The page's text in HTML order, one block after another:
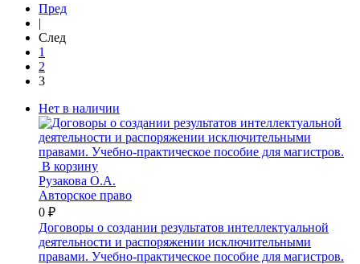
Пред
|
След
1
2
3
Нет в наличии
В корзину
Рузакова О.А.
Авторское право
0 ₽
Договоры о создании результатов интеллектуальной
деятельности и распоряжении исключительными
правами. Учебно-практическое пособие для магистров.